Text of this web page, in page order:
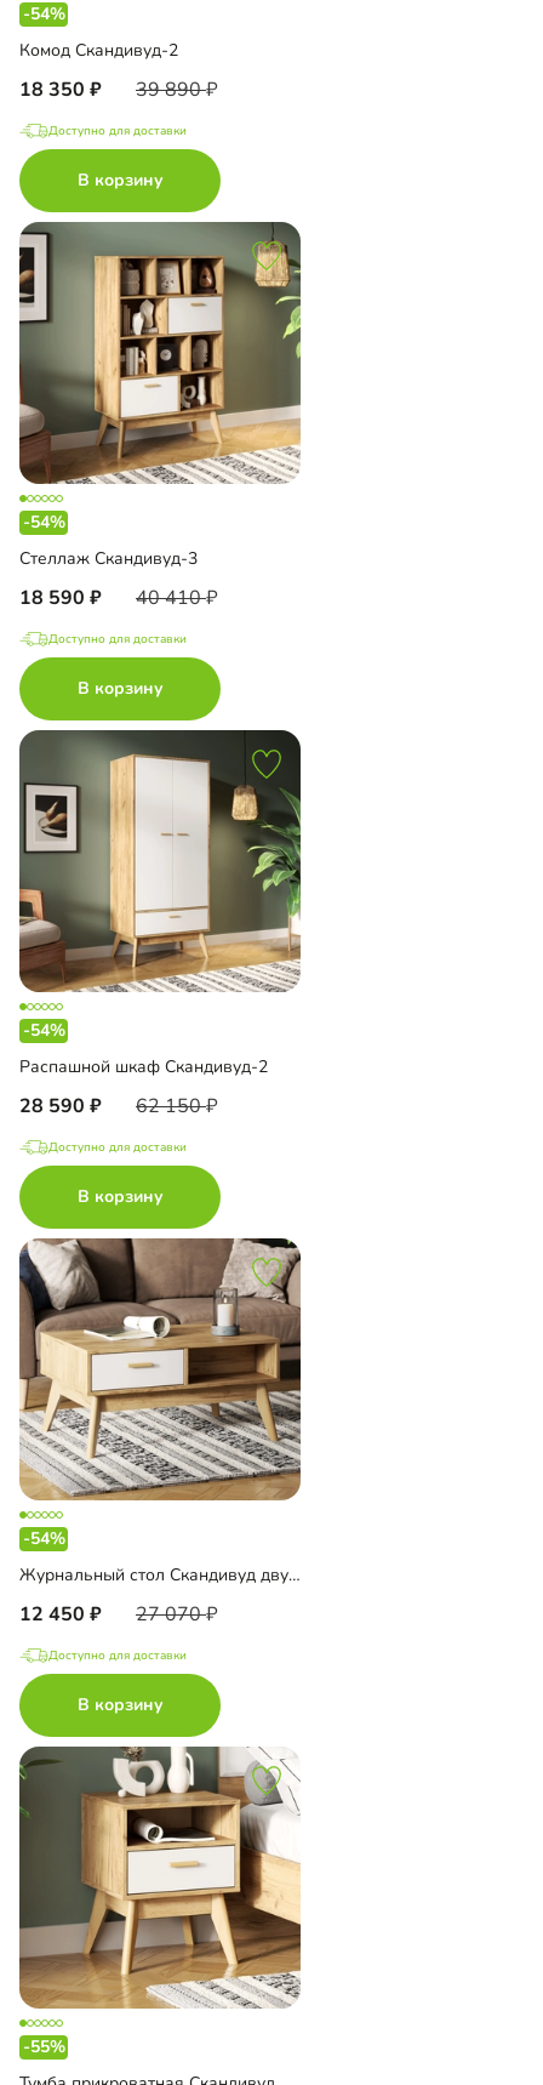
-54%
Комод Скандивуд-2
18 350 39 890
Доступно для доставки
В корзину
-54%
Стеллаж Скандивуд-3
18 590 40 410
Доступно для доставки
В корзину
-54%
Распашной шкаф Скандивуд-2
28 590 62 150
Доступно для доставки
В корзину
-54%
Журнальный стол Скандивуд двусторонний
12 450 27 070
Доступно для доставки
В корзину
-55%